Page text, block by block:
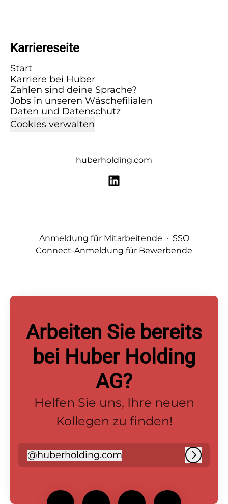
Karriereseite
Start
Karriere bei Huber
Zahlen sind deine Sprache?
Jobs in unseren Wäschefilialen
Daten und Datenschutz
Cookies verwalten
huberholding.com
Anmeldung für Mitarbeitende · SSO
Connect-Anmeldung für Bewerbende
Arbeiten Sie bereits
bei Huber Holding
AG?
Helfen Sie uns, Ihre neuen
Kollegen zu finden!
huberholding.com
@huberholding.com